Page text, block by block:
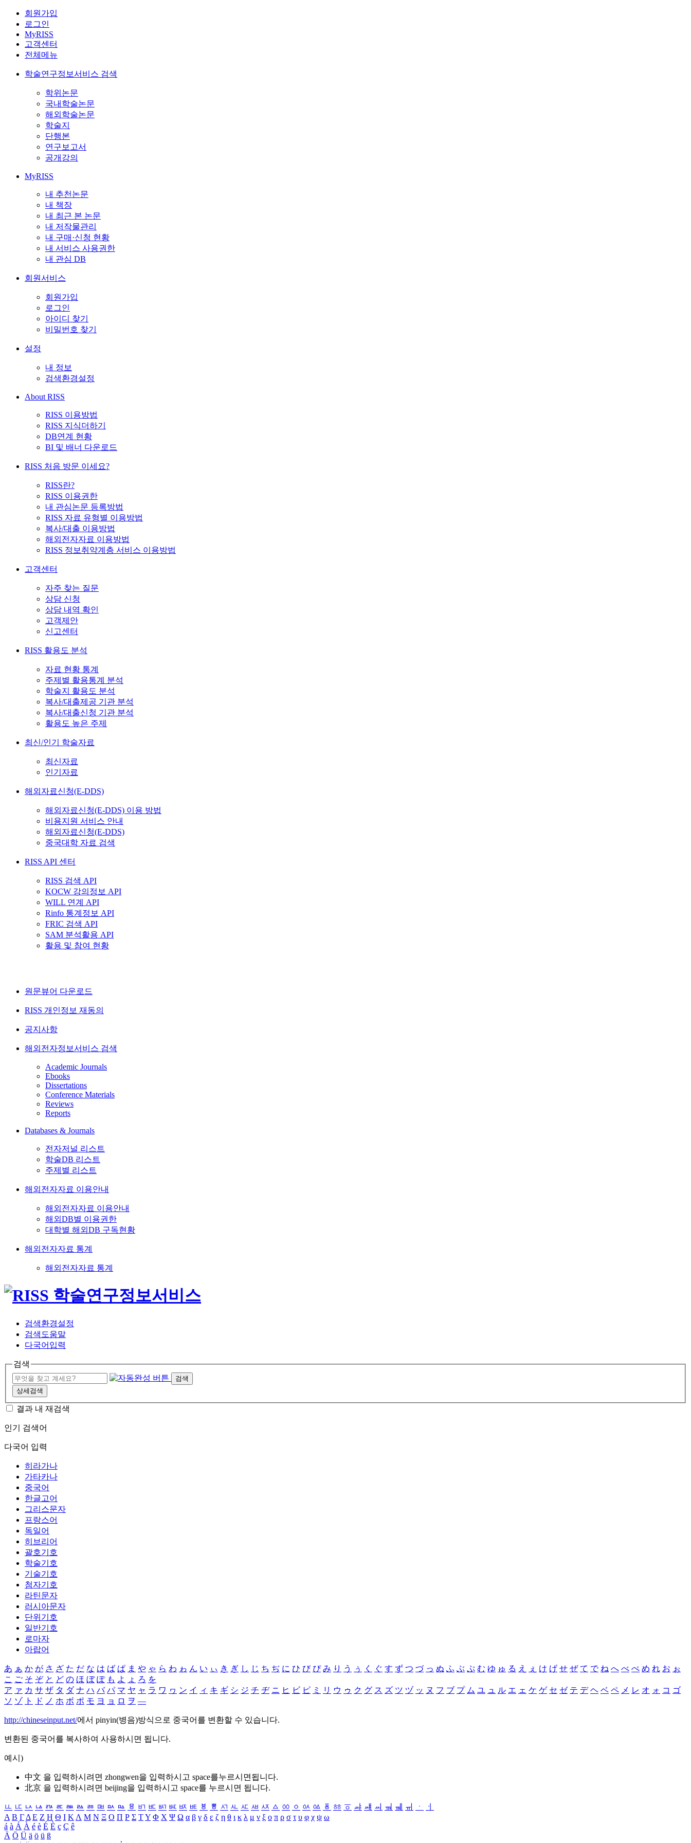
회원가입
로그인
MyRISS
고객센터
전체메뉴
학술연구정보서비스 검색
학위논문
국내학술논문
해외학술논문
학술지
단행본
연구보고서
공개강의
MyRISS
내 추천논문
내 책장
내 최근 본 논문
내 저작물관리
내 구매·신청 현황
내 서비스 사용권한
내 관심 DB
회원서비스
회원가입
로그인
아이디 찾기
비밀번호 찾기
설정
내 정보
검색환경설정
About RISS
RISS 이용방법
RISS 지식더하기
DB연계 현황
BI 및 배너 다운로드
RISS 처음 방문 이세요?
RISS란?
RISS 이용권한
내 관심논문 등록방법
RISS 자료 유형별 이용방법
복사/대출 이용방법
해외전자자료 이용방법
RISS 정보취약계층 서비스 이용방법
고객센터
자주 찾는 질문
상담 신청
상담 내역 확인
고객제안
신고센터
RISS 활용도 분석
자료 현황 통계
주제별 활용통계 분석
학술지 활용도 분석
복사/대출제공 기관 분석
복사/대출신청 기관 분석
활용도 높은 주제
최신/인기 학술자료
최신자료
인기자료
해외자료신청(E-DDS)
해외자료신청(E-DDS) 이용 방법
비용지원 서비스 안내
해외자료신청(E-DDS)
중국대학 자료 검색
RISS API 센터
RISS 검색 API
KOCW 강의정보 API
WILL 연계 API
Rinfo 통계정보 API
FRIC 검색 API
SAM 분석활용 API
활용 및 참여 현황
원문뷰어 다운로드
RISS 개인정보 재동의
공지사항
해외전자정보서비스 검색
Academic Journals
Ebooks
Dissertations
Conference Materials
Reviews
Reports
Databases & Journals
전자저널 리스트
학술DB 리스트
주제별 리스트
해외전자자료 이용안내
해외전자자료 이용안내
해외DB별 이용권한
대학별 해외DB 구독현황
해외전자자료 통계
해외전자자료 통계
검색환경설정
검색도움말
다국어입력
검색
검색
상세검색
결과 내 재검색
인기 검색어
다국어 입력
히라가나
가타카나
중국어
한글고어
그리스문자
프랑스어
독일어
히브리어
괄호기호
학술기호
기술기호
첨자기호
라틴문자
러시아문자
단위기호
일반기호
로마자
아랍어
あ ぁ か が さ ざ た だ な は ば ぱ ま や ゃ ら わ ゎ ん い ぃ き ぎ し じ ち ぢ に ひ び ぴ み り う ぅ く ぐ す ず つ づ っ ぬ ふ ぶ ぷ む ゆ ゅ る え ぇ け げ せ ぜ て で ね へ べ ぺ め れ お ぉ
こ ご そ ぞ と ど の ほ ぼ ぽ も よ ょ ろ を
ア ァ カ サ ザ タ ダ ナ ハ バ パ マ ヤ ャ ラ ワ ヮ ン イ ィ キ ギ シ ジ チ ヂ ニ ヒ ビ ピ ミ リ ウ ゥ ク グ ス ズ ツ ヅ ッ ヌ フ ブ プ ム ユ ュ ル エ ェ ケ ゲ セ ゼ テ デ ヘ ベ ペ メ レ オ ォ コ ゴ
ソ ゾ ト ド ノ ホ ボ ポ モ ヨ ョ ロ ヲ ―
http://chineseinput.net/에서 pinyin(병음)방식으로 중국어를 변환할 수 있습니다.
변환된 중국어를 복사하여 사용하시면 됩니다.
예시)
中文 을 입력하시려면 zhongwen을 입력하시고 space를누르시면됩니다.
北京 을 입력하시려면 beijing을 입력하시고 space를 누르시면 됩니다.
ㅥ ㅦ ㅧ ㅨ ㅩ ㅪ ㅫ ㅬ ㅭ ㅮ ㅯ ㅰ ㅱ ㅲ ㅳ ㅴ ㅵ ㅶ ㅷ ㅸ ㅹ ㅺ ㅻ ㅼ ㅽ ㅾ ㅿ ㆀ ㆁ ㆂ ㆃ ㆄ ㆅ ㆆ ㆇ ㆈ ㆉ ㆊ ㆋ ㆌ ㆍ
ㆎ
Α Β ΓΔ Ε Ζ Η Θ Ι ΚΛ Μ Ν Ξ Ο Π Ρ Σ ΤΥ Φ Χ Ψ Ω α β γ δ ε ζ η θ ι κ λ μ ν ξ ο π ρ σ τ υ φ χ ψ ω
á à Á À é è É È ç Ç ê
Ä Ö Ü ä ö ü ß